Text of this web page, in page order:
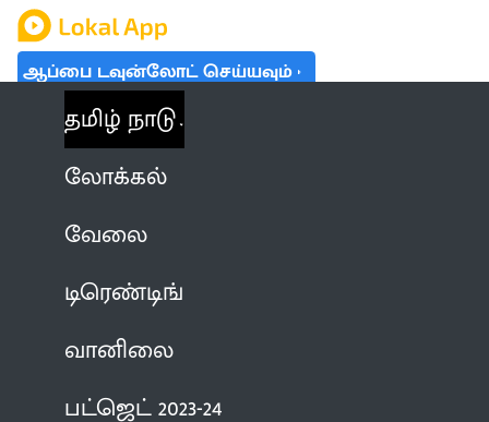
ஆப்பை டவுன்லோட் செய்யவும்
தமிழ் நாடு
லோக்கல்
வேலை
டிரெண்டிங்
வானிலை
பட்ஜெட் 2023-24